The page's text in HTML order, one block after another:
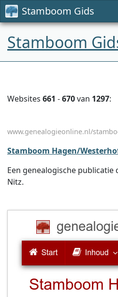
Stamboom Gids
Stamboom
Websites 661 -670van 1297:
www.genealogieonline.nl/
Stamboom Hagen/
Een genealogische
Nitz.